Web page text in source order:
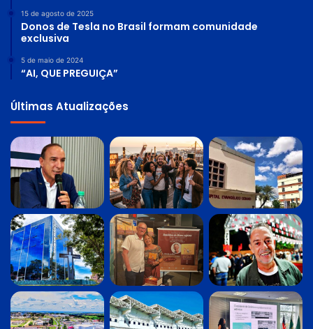
15 de agosto de 2025
Donos de Tesla no Brasil formam comunidade
exclusiva
5 de maio de 2024
“AI, QUE PREGUIÇA”
Últimas Atualizações